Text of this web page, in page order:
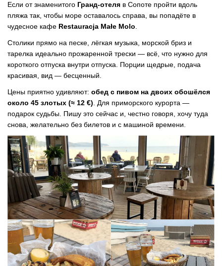
Если от знаменитого Гранд-отеля в Сопоте пройти вдоль
пляжа так, чтобы море оставалось справа, вы попадёте в
чудесное кафе Restauracja Małe Molo.
Столики прямо на песке, лёгкая музыка, морской бриз и
тарелка идеально прожаренной трески — всё, что нужно для
короткого отпуска внутри отпуска. Порции щедрые, подача
красивая, вид — бесценный.
Цены приятно удивляют: обед с пивом на двоих обошёлся
около 45 злотых (≈ 12 €). Для приморского курорта —
подарок судьбы. Пишу это сейчас и, честно говоря, хочу туда
снова, желательно без билетов и с машиной времени.